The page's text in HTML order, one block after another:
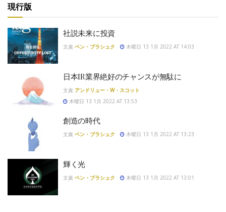
現行版
社説未来に投資
文責 ベン・ブラシュク 木曜日 13 1月 2022 AT 14:03
日本IR業界絶好のチャンスが無駄に
文責 アンドリュー・W・スコット
木曜日 13 1月 2022 AT 13:53
創造の時代
文責 ベン・ブラシュク 木曜日 13 1月 2022 AT 13:23
輝く光
文責 ベン・ブラシュク 木曜日 13 1月 2022 AT 13:01